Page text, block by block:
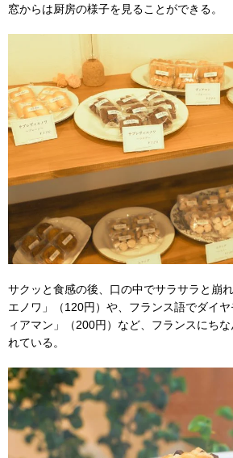
窓からは厨房の様子を見ることができる。
サクッと食感の後、口の中でサラサラと崩
エノワ」（120円）や、フランス語でダイ
ィアマン」（200円）など、フランスにち
れている。